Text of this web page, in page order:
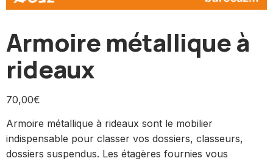
Armoire métallique à
rideaux
70,00€
Armoire métallique à rideaux sont le mobilier
indispensable pour classer vos dossiers, classeurs,
dossiers suspendus. Les étagères fournies vous